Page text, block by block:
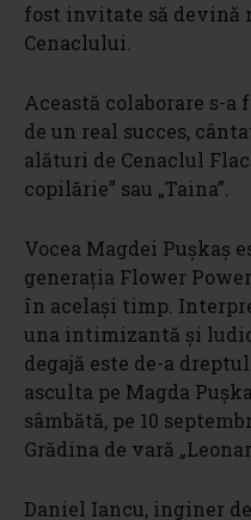
fost invitate să devină
Cenaclului.
Această colaborare s-
de un real succes,
alături de Cenaclul
copilărie” sau „Taina”.
Vocea Magdei Pușkaș
generația Flower
în același timp.
una intimizantă și
degajă este de-a
asculta pe Magda
sâmbătă, pe 10
Grădina de vară
Daniel Iancu, inginer